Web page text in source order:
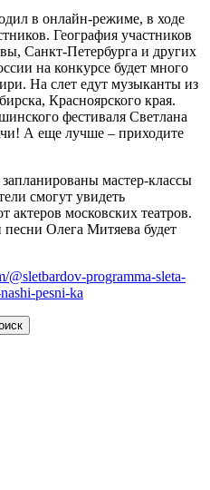
в онлайн-режиме, в ходе
География участников
Санкт-Петербурга и других
на конкурсе будет много
На слет едут музыканты из
Красноярского края.
фестиваля Светлана
А еще лучше – приходите
мастер-классы
смогут увидеть
московских театров.
песни Олега Митяева будет
@sletbardov-programma-sleta-
pesni-ka